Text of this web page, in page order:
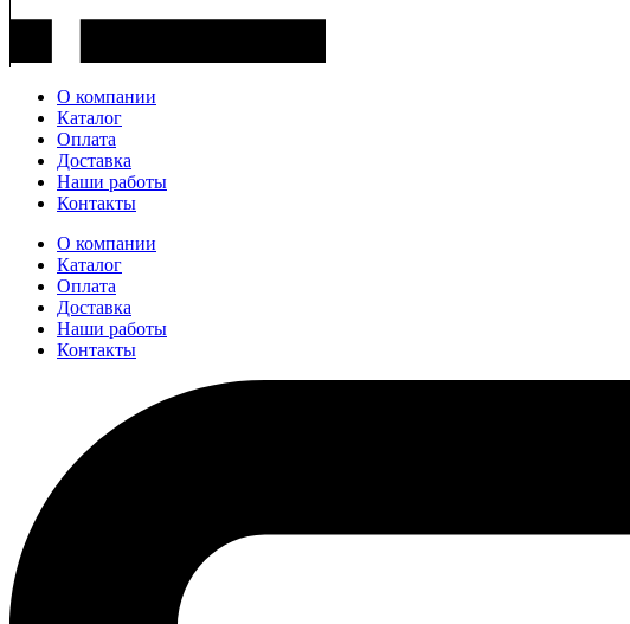
О компании
Каталог
Оплата
Доставка
Наши работы
Контакты
О компании
Каталог
Оплата
Доставка
Наши работы
Контакты